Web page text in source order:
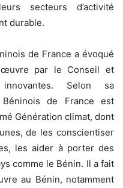
secteurs d’activité
durable.
de France a évoqué
par le Conseil et
Selon sa
de France est
Génération climat, dont
de les conscientiser
les aider à porter des
comme le Bénin. Il a fait
au Bénin, notamment